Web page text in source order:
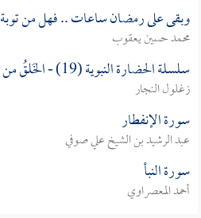
وبقى على رمضان ساعات .. فهل من توبة
محمد حسين يعقوب
سلسلة الحضارة النبوية (19) - الخَلقُ من الرزق
زغلول النجار
سورة الإنفطار
عبد الرشيد بن الشيخ علي صوفي
سورة النبأ
أحمد المعصراوي